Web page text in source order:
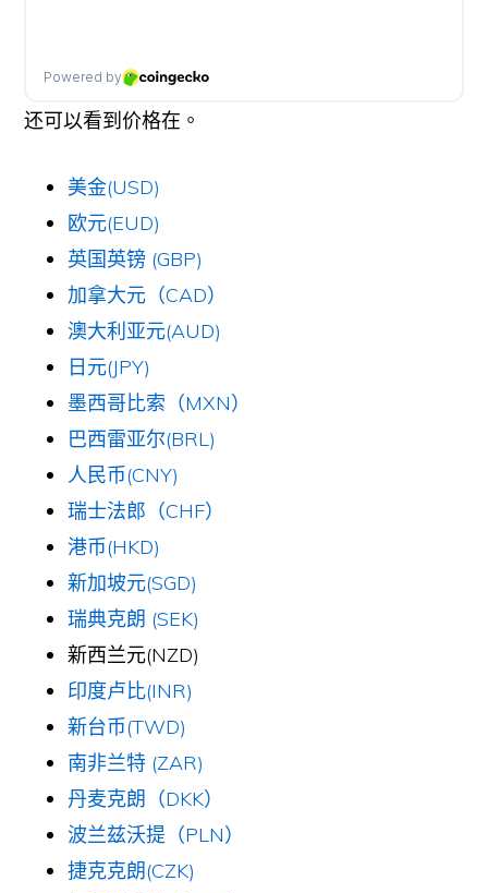
还可以看到价格在。
美金(USD)
欧元(EUD)
英国英镑 (GBP)
加拿大元（CAD）
澳大利亚元(AUD)
日元(JPY)
墨西哥比索（MXN）
巴西雷亚尔(BRL)
人民币(CNY)
瑞士法郎（CHF）
港币(HKD)
新加坡元(SGD)
瑞典克朗 (SEK)
新西兰元(NZD)
印度卢比(INR)
新台币(TWD)
南非兰特 (ZAR)
丹麦克朗（DKK）
波兰兹沃提（PLN）
捷克克朗(CZK)